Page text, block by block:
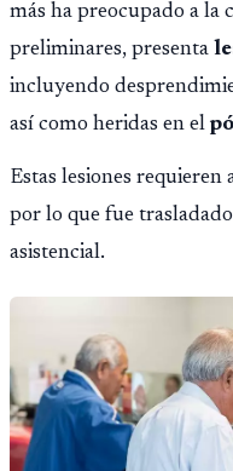
más ha preocupado a la
preliminares, presenta
incluyendo
así como heridas en el
Estas lesiones requieren
por lo que fue
asistencial.